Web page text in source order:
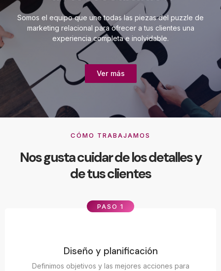
Somos el equipo que une todas las piezas del puzzle de
marketing relacional para ofrecer a tus clientes una
experiencia completa e inolvidable.
Ver más
CÓMO TRABAJAMOS
Nos gusta cuidar de los detalles y
de tus clientes
PASO 1
Diseño y planificación
Definimos objetivos y las mejores acciones para